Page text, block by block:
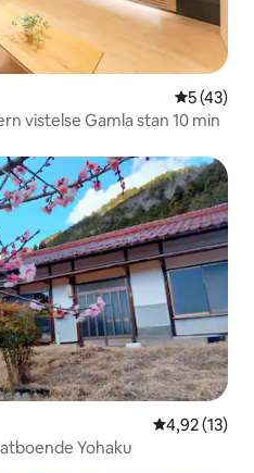
5 av 5 i
5 (43)
vistelse Gamla stan 10 min
4,92 av 5 i
4,92 (13)
Yohaku